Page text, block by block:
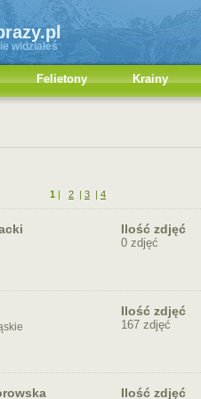
widziałeś
Felietony Krainy
1 | 2 | 3 | 4
Ilość zdjęć
0 zdjęć
Ilość zdjęć
167 zdjęć
Ilość zdjęć